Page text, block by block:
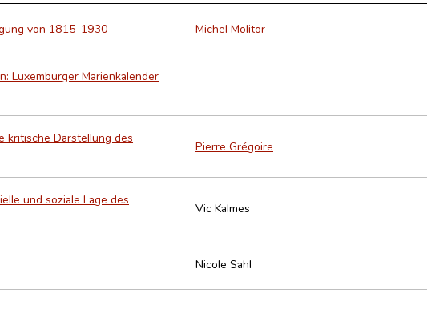
von 1815-1930 Michel Molitor
Luxemburger Marienkalender
kritische Darstellung des
Pierre Grégoire
und soziale Lage des
Vic Kalmes
Nicole Sahl